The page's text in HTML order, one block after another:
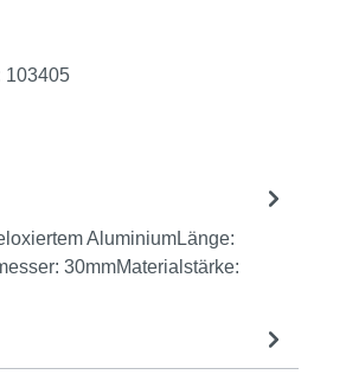
103405
AluminiumLänge:
30mmMaterialstärke: